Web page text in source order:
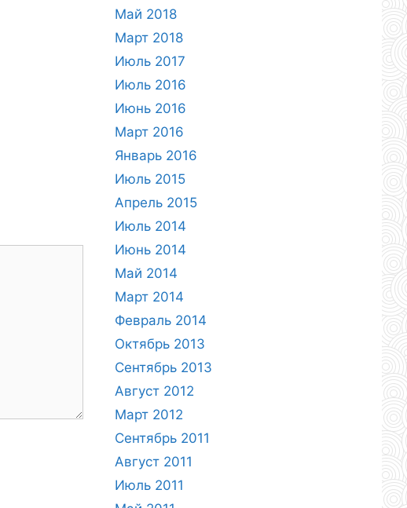
Май 2018
Март 2018
Июль 2017
Июль 2016
Июнь 2016
Март 2016
Январь 2016
Июль 2015
Апрель 2015
Июль 2014
Июнь 2014
Май 2014
Март 2014
Февраль 2014
Октябрь 2013
Сентябрь 2013
Август 2012
Март 2012
Сентябрь 2011
Август 2011
Июль 2011